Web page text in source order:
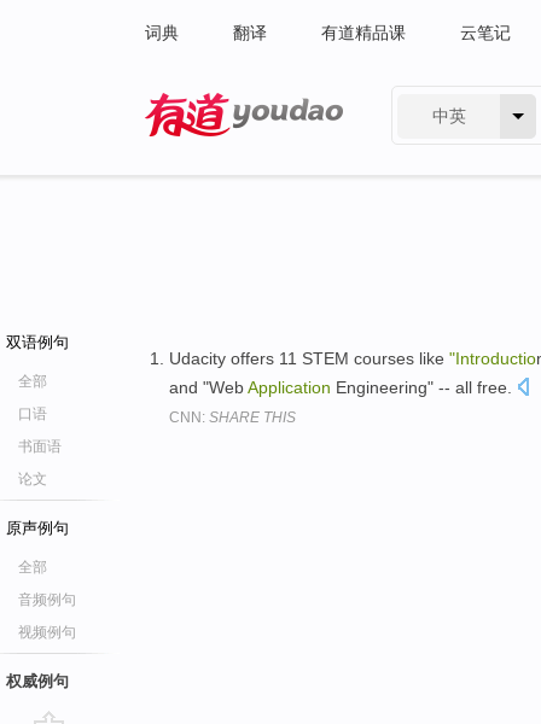
词典 翻译 有道精品课 云笔记
中英
双语例句
全部
口语
书面语
论文
原声例句
全部
音频例句
视频例句
权威例句
Udacity offers 11 STEM courses like "Introductio
and "WebApplication Engineering" -- all free.
CNN: SHARE THIS